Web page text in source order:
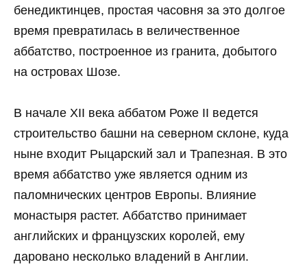
бенедиктинцев, простая часовня за это долгое
время превратилась в величественное
аббатство, построенное из гранита, добытого
на островах Шозе.
В начале XII века аббатом Роже II ведется
строительство башни на северном склоне, куда
ныне входит Рыцарский зал и Трапезная. В это
время аббатство уже является одним из
паломнических центров Европы. Влияние
монастыря растет. Аббатство принимает
английских и французских королей, ему
даровано несколько владений в Англии.